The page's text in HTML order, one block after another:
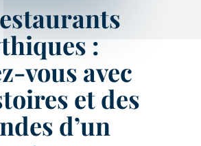
:
vous avec
et des
d’un